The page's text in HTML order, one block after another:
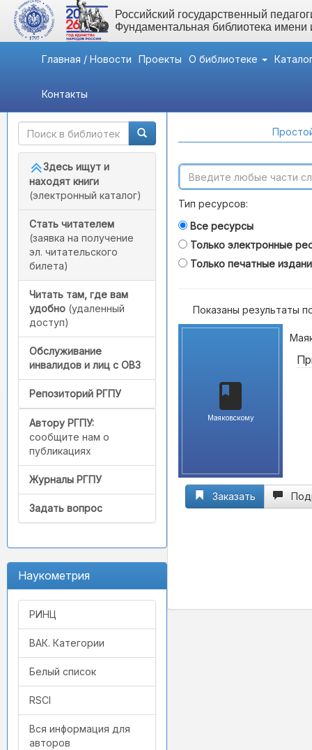
Российский государственный
Фундаментальная библиотека
Главная / Новости Проекты О библиотеке
Контакты
Быстрый доступ
Здесь ищут и
находят книги
(электронный каталог)
Стать читателем
(заявка на получение
эл. читательского
билета)
Читать там, где вам
удобно (удаленный
доступ)
Обслуживание
инвалидов и лиц с ОВЗ
Репозиторий РГПУ
Автору РГПУ:
сообщите нам о
публикациях
Журналы РГПУ
Задать вопрос
Наукометрия
РИНЦ
ВАК. Категории
Белый список
RSCI
Вся информация для
авторов
Тип ресурсов:
Все ресурсы
Только электронные
Только печатные
Показаны результаты
Маяковскому
Заказать